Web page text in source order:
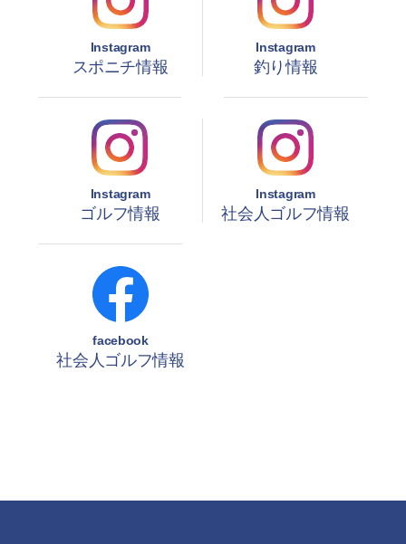
Instagram
スポニチ情報
Instagram
釣り情報
Instagram
ゴルフ情報
Instagram
社会人ゴルフ情報
facebook
社会人ゴルフ情報